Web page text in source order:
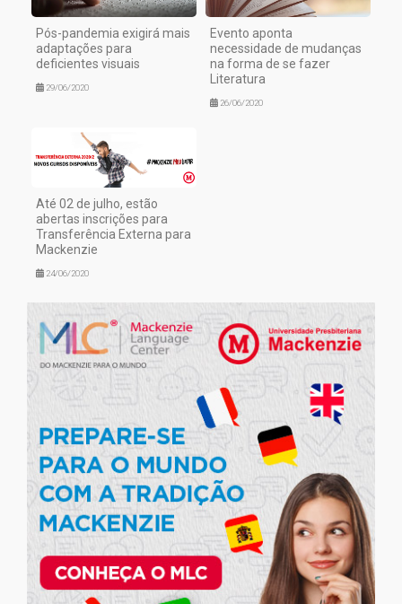
Pós-pandemia exigirá mais
adaptações para
deficientes visuais
29/06/2020
Evento aponta
necessidade de mudanças
na forma de se fazer
Literatura
26/06/2020
Até 02 de julho, estão
abertas inscrições para
Transferência Externa para
Mackenzie
24/06/2020